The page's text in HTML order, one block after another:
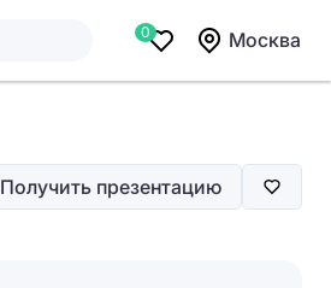
0 Москва
Получить презентацию